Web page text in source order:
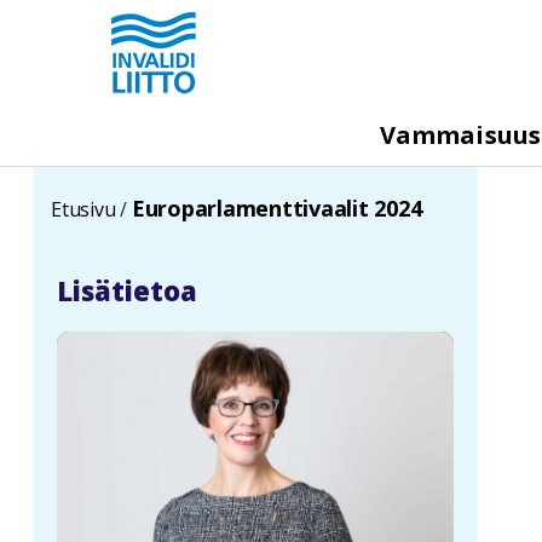
pääsisältöön
e
g
e
u
Vammaisuus
Etusivu Europarlamenttivaalit 2024
Lisätietoa